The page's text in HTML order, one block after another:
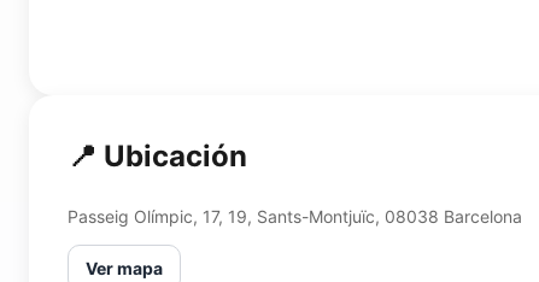
📍 Ubicación
Passeig Olímpic, 17, 19, Sants-Montjuïc, 08038 Barcelona
Ver mapa